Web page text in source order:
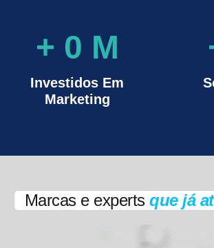
+ 0 M
Investidos Em
Marketing
Marcas e expertsque já